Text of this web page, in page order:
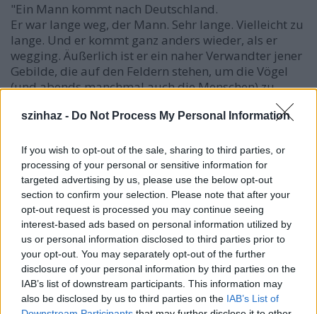
szinhaz - Do Not Process My Personal Information
If you wish to opt-out of the sale, sharing to third parties, or
processing of your personal or sensitive information for
targeted advertising by us, please use the below opt-out
section to confirm your selection. Please note that after your
opt-out request is processed you may continue seeing
interest-based ads based on personal information utilized by
us or personal information disclosed to third parties prior to
your opt-out. You may separately opt-out of the further
disclosure of your personal information by third parties on the
IAB’s list of downstream participants. This information may
also be disclosed by us to third parties on the IAB’s List of
"Ein Mann kommt nach Deutschland.
Er war lange weg, der Mann. Sehr lange. Vielleicht zu
lange. Und er kommt ganz anders wieder, als er
wegging. Äußerlich ist er ein naher Verwandter jener
Gebilde, die auf den Feldern stehen, um die Vögel
(und abends manchmal auch die Menschen) zu
erschrecken. Innerlich - auch. Er hat tausend Tage
draußen in der Kälte gewartet. Und als Eintrittsgeld
nachdem er nun tausend Nächte draußen in der
Kälte gewartet hat, kommt er endlich doch noch nach
Hause.
Ein Mann kommt nach Deutschland.
Und da erlebt er einen ganz tollen Film. Er muß sich
während der Vorstellung mehrmals in den Arm
kneifen, denn er weiß nicht, ob er wacht oder träumt.
Aber dann sieht er, dass es rechts und links neben
ihm noch mehr Leute gibt, die alle dasselbe erleben.
Und er denkt, dass es dann doch wohl die Wahrheit
sein muß. Ja, und als er dann am Schluß mit leerem